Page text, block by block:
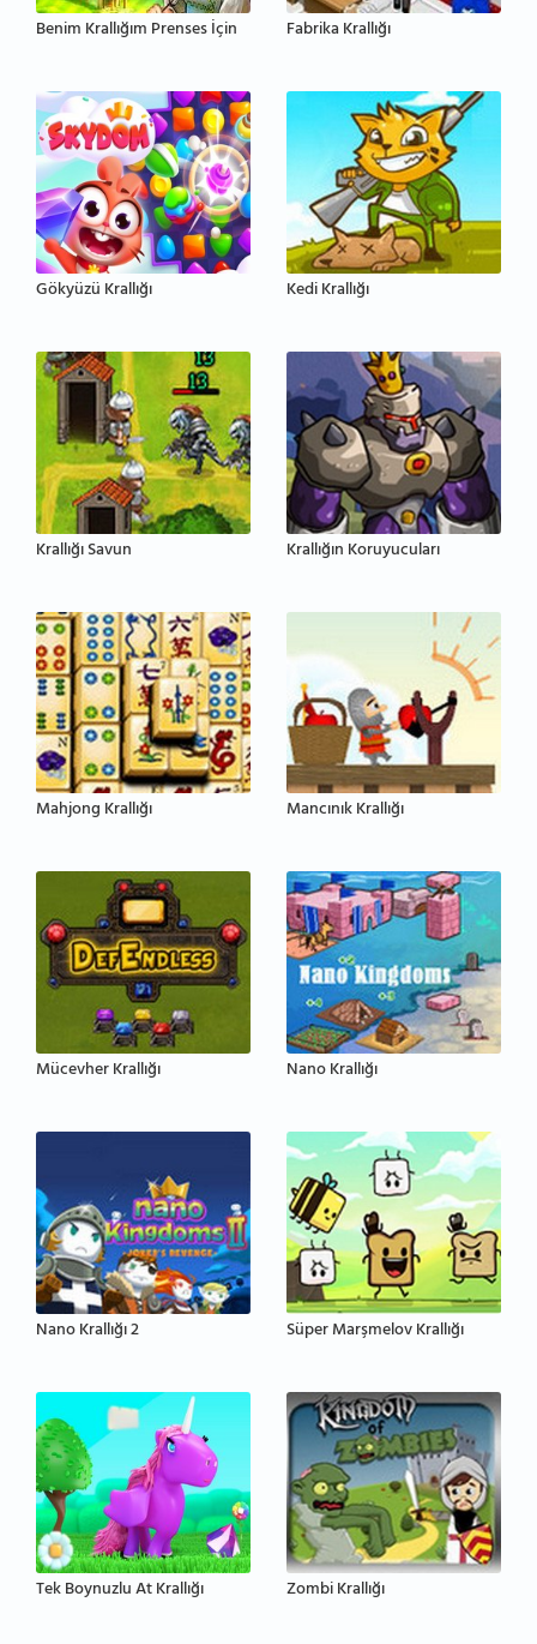
Benim Krallığım Prenses İçin Fabrika Krallığı
Gökyüzü Krallığı Kedi Krallığı
Krallığı Savun Krallığın Koruyucuları
Mahjong Krallığı Mancınık Krallığı
Mücevher Krallığı Nano Krallığı
Nano Krallığı 2 Süper Marşmelov Krallığı
Tek Boynuzlu At Krallığı Zombi Krallığı